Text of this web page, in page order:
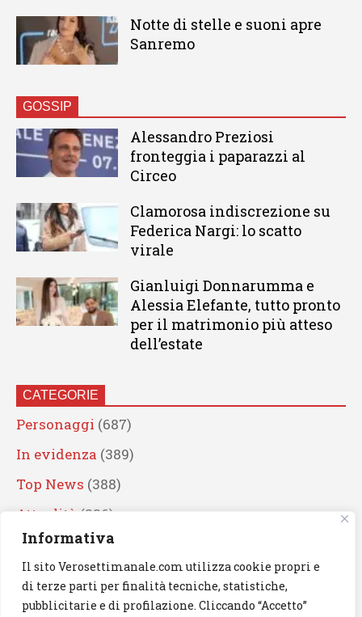
Informativa
Il sito Verosettimanale.com utilizza cookie propri e
di terze parti per finalità tecniche, statistiche,
pubblicitarie e di profilazione. Cliccando “Accetto”
Notte di stelle e suoni apre
Sanremo
GOSSIP
Alessandro Preziosi
fronteggia i paparazzi al
Circeo
Clamorosa indiscrezione su
Federica Nargi: lo scatto
virale
Gianluigi Donnarumma e
Alessia Elefante, tutto pronto
per il matrimonio più atteso
dell’estate
CATEGORIE
Personaggi (687)
In evidenza (389)
Top News (388)
Attualità (336)
Eventi(330)
Artisti (241)
News(238)